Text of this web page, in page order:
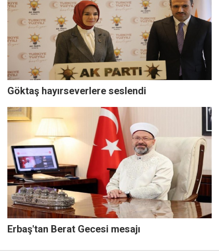
Göktaş hayırseverlere seslendi
Erbaş'tan Berat Gecesi mesajı